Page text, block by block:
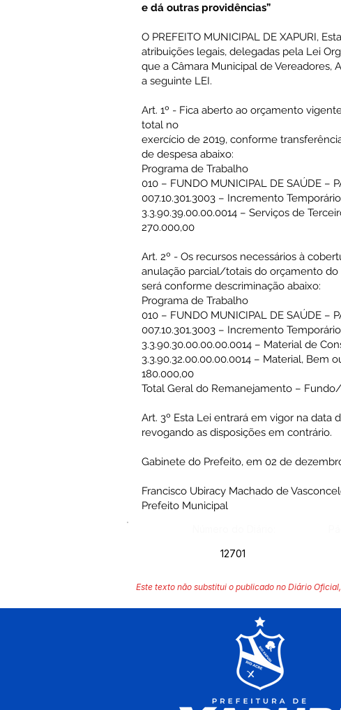
e dá outras providências”
O PREFEITO MUNICIPAL DE XAPURI,
atribuições legais, delegadas pela Lei
que a Câmara Municipal de Vereadores,
a seguinte LEI.
Art. 1º - Fica aberto ao orçamento
total no
exercício de 2019, conforme
de despesa abaixo:
Programa de Trabalho
010 – FUNDO MUNICIPAL DE SAÚDE –
007.10.301.3003 – Incremento
3.3.90.39.00.00.0014 – Serviços de
270.000,00
Art. 2º - Os recursos necessários à
anulação parcial/totais do orçamento do
será conforme descriminação abaixo:
Programa de Trabalho
010 – FUNDO MUNICIPAL DE SAÚDE –
007.10.301.3003 – Incremento
3.3.90.30.00.00.00.0014 – Material de
3.3.90.32.00.00.00.0014 – Material, Bem
180.000,00
Total Geral do Remanejamento –
Art. 3º Esta Lei entrará em vigor na data
revogando as disposições em contrário.
Gabinete do Prefeito, em 02 de
Francisco Ubiracy Machado de
Prefeito Municipal
12701
Este texto não substitui o publicado no Diário